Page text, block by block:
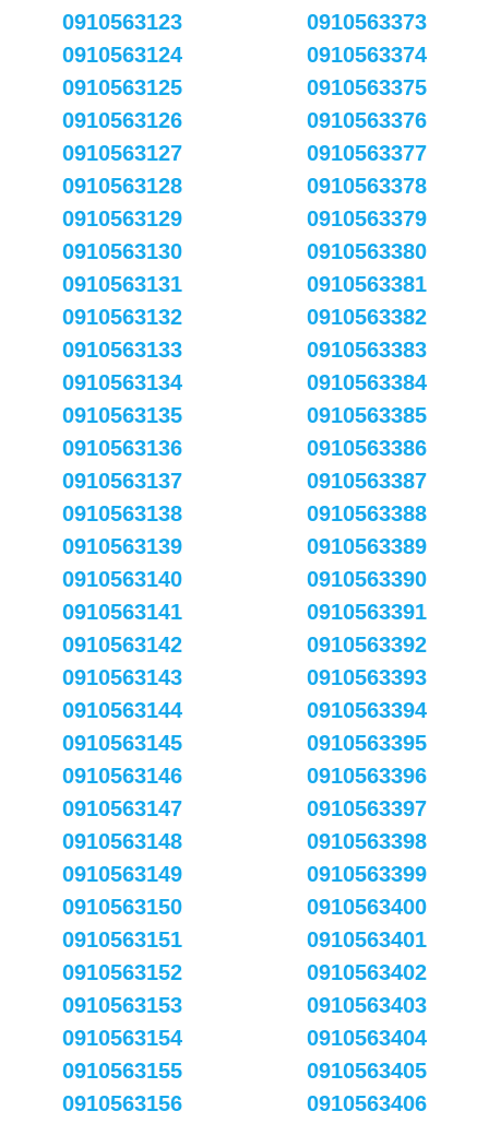
0910563123
0910563124
0910563125
0910563126
0910563127
0910563128
0910563129
0910563130
0910563131
0910563132
0910563133
0910563134
0910563135
0910563136
0910563137
0910563138
0910563139
0910563140
0910563141
0910563142
0910563143
0910563144
0910563145
0910563146
0910563147
0910563148
0910563149
0910563150
0910563151
0910563152
0910563153
0910563154
0910563155
0910563156
0910563373
0910563374
0910563375
0910563376
0910563377
0910563378
0910563379
0910563380
0910563381
0910563382
0910563383
0910563384
0910563385
0910563386
0910563387
0910563388
0910563389
0910563390
0910563391
0910563392
0910563393
0910563394
0910563395
0910563396
0910563397
0910563398
0910563399
0910563400
0910563401
0910563402
0910563403
0910563404
0910563405
0910563406